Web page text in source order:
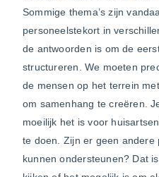
Sommige thema’s zijn
personeelstekort in
de antwoorden is om de
structureren. We moeten
de mensen op het terrein
om samenhang te creëren.
moeilijk het is voor
te doen. Zijn er geen andere
kunnen ondersteunen? Dat